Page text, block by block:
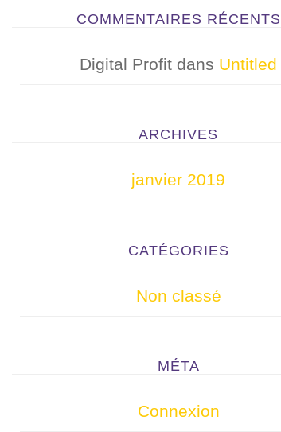
COMMENTAIRES RÉCENTS
Digital Profit dans Untitled
ARCHIVES
janvier 2019
CATÉGORIES
Non classé
MÉTA
Connexion